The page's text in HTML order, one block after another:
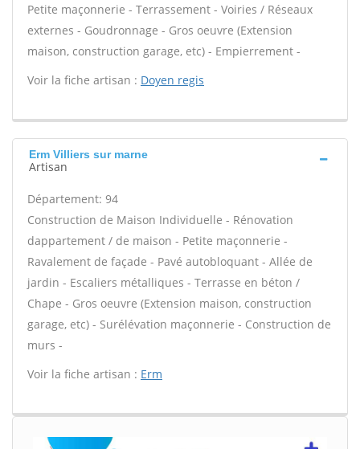
Petite maçonnerie - Terrassement - Voiries / Réseaux
externes - Goudronnage - Gros oeuvre (Extension
maison, construction garage, etc) - Empierrement -
Voir la fiche artisan : Doyen regis
Erm Villiers sur marne
Artisan
Département: 94
Construction de Maison Individuelle - Rénovation
dappartement / de maison - Petite maçonnerie -
Ravalement de façade - Pavé autobloquant - Allée de
jardin - Escaliers métalliques - Terrasse en béton /
Chape - Gros oeuvre (Extension maison, construction
garage, etc) - Surélévation maçonnerie - Construction de
murs -
Voir la fiche artisan : Erm